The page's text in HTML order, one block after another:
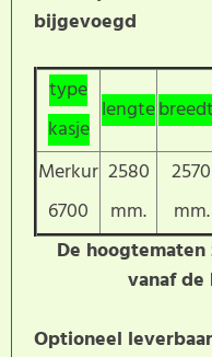
bijgevoegd
type
kasje
lengte
Merkur
6700
2580
mm.
2570
mm.
De
vanaf
Optioneel